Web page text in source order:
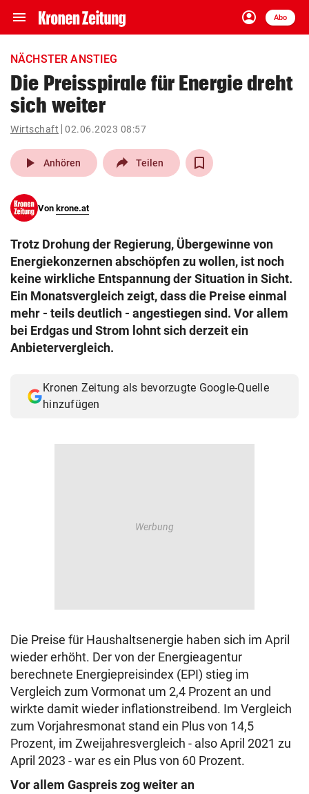
menu Navigation
ein-/ausklappen
account_circle
Anmelden
Abo
close Schließen
account_circle Anmelden
pin_drop
Wien arrow_right
search
eingeben
© Krone Multimedia GmbH & Co KG 2026
Muthgasse 2, 1190 Wien
NÄCHSTER ANSTIEG
Die Preisspirale für Energie dreht
sich weiter
Wirtschaft 02.06.2023 08:57
play_arrow Anhören Teilen
Von krone.at
Trotz Drohung der Regierung, Übergewinne von
Energiekonzernen abschöpfen zu wollen, ist noch
keine wirkliche Entspannung der Situation in Sicht.
Ein Monatsvergleich zeigt, dass die Preise einmal
mehr - teils deutlich - angestiegen sind. Vor allem
bei Erdgas und Strom lohnt sich derzeit ein
Anbietervergleich.
Kronen Zeitung als bevorzugte Google-Quelle
hinzufügen
Die Preise für Haushaltsenergie haben sich im April
wieder erhöht. Der von der Energieagentur
berechnete Energiepreisindex (EPI) stieg im
Vergleich zum Vormonat um 2,4 Prozent an und
wirkte damit wieder inflationstreibend. Im Vergleich
zum Vorjahresmonat stand ein Plus von 14,5
Prozent, im Zweijahresvergleich - also April 2021 zu
April 2023 - war es ein Plus von 60 Prozent.
Vor allem Gaspreis zog weiter an